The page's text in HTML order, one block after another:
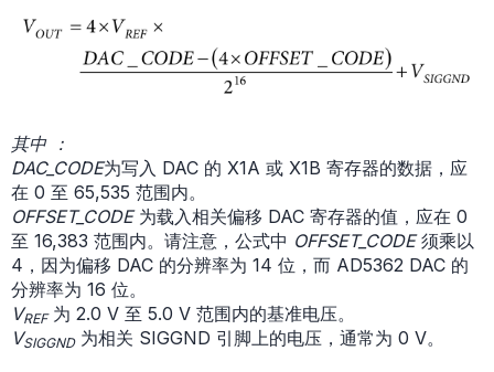
其中 ：
DAC_CODE为写入 DAC 的 X1A 或 X1B 寄存器的数据，应
在 0 至 65,535 范围内。
OFFSET_CODE为载入相关偏移 DAC 寄存器的值，应在 0
至 16,383 范围内。请注意，公式中 OFFSET_CODE须乘以
4，因为偏移 DAC 的分辨率为 14 位，而 AD5362 DAC 的
分辨率为 16 位。
VREF为 2.0 V 至 5.0 V 范围内的基准电压。
VSIGGND为相关 SIGGND 引脚上的电压，通常为 0 V。